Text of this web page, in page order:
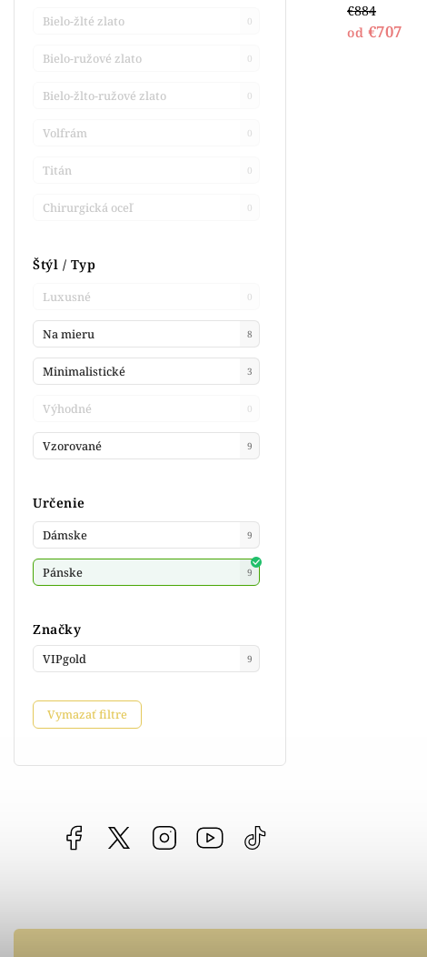
Značky
VIPgold 9
Bielo-žlté zlato 0
Bielo-ružové zlato 0
Bielo-žlto-ružové zlato 0
Volfrám 0
Titán 0
Chirurgická oceľ 0
Štýl / Typ
Luxusné 0
Na mieru 8
Minimalistické 3
Výhodné 0
Vzorované 9
Určenie
Dámske 9
Pánske 9
Vymazať filtre
€884
od €707
Facebook vipgoldsk InstagramYouTube